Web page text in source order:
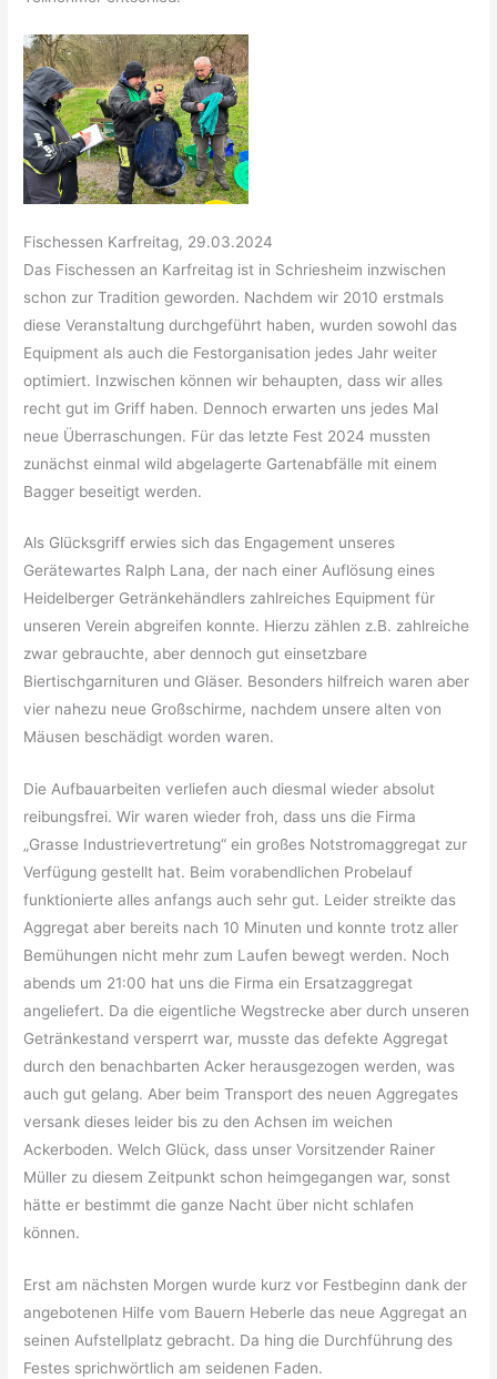
Fischessen Karfreitag, 29.03.2024
Das Fischessen an Karfreitag ist in Schriesheim inzwischen
schon zur Tradition geworden. Nachdem wir 2010 erstmals
diese Veranstaltung durchgeführt haben, wurden sowohl das
Equipment als auch die Festorganisation jedes Jahr weiter
optimiert. Inzwischen können wir behaupten, dass wir alles
recht gut im Griff haben. Dennoch erwarten uns jedes Mal
neue Überraschungen. Für das letzte Fest 2024 mussten
zunächst einmal wild abgelagerte Gartenabfälle mit einem
Bagger beseitigt werden.
Als Glücksgriff erwies sich das Engagement unseres
Gerätewartes Ralph Lana, der nach einer Auflösung eines
Heidelberger Getränkehändlers zahlreiches Equipment für
unseren Verein abgreifen konnte. Hierzu zählen z.B. zahlreiche
zwar gebrauchte, aber dennoch gut einsetzbare
Biertischgarnituren und Gläser. Besonders hilfreich waren aber
vier nahezu neue Großschirme, nachdem unsere alten von
Mäusen beschädigt worden waren.
Die Aufbauarbeiten verliefen auch diesmal wieder absolut
reibungsfrei. Wir waren wieder froh, dass uns die Firma
„Grasse Industrievertretung“ ein großes Notstromaggregat zur
Verfügung gestellt hat. Beim vorabendlichen Probelauf
funktionierte alles anfangs auch sehr gut. Leider streikte das
Aggregat aber bereits nach 10 Minuten und konnte trotz aller
Bemühungen nicht mehr zum Laufen bewegt werden. Noch
abends um 21:00 hat uns die Firma ein Ersatzaggregat
angeliefert. Da die eigentliche Wegstrecke aber durch unseren
Getränkestand versperrt war, musste das defekte Aggregat
durch den benachbarten Acker herausgezogen werden, was
auch gut gelang. Aber beim Transport des neuen Aggregates
versank dieses leider bis zu den Achsen im weichen
Ackerboden. Welch Glück, dass unser Vorsitzender Rainer
Müller zu diesem Zeitpunkt schon heimgegangen war, sonst
hätte er bestimmt die ganze Nacht über nicht schlafen
können.
Erst am nächsten Morgen wurde kurz vor Festbeginn dank der
angebotenen Hilfe vom Bauern Heberle das neue Aggregat an
seinen Aufstellplatz gebracht. Da hing die Durchführung des
Festes sprichwörtlich am seidenen Faden.